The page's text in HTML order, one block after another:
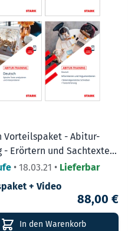
Vorteilspaket - Abitur-
- Erörtern und Sachtexte,
Dramen
• 18.03.21 • Lieferbar
+ Video
88,00 €
In den Warenkorb